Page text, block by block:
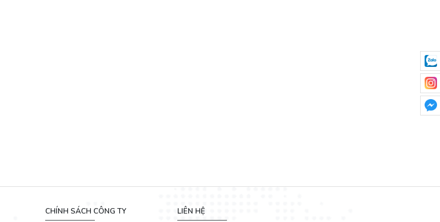
CHÍNH SÁCH CÔNG TY LIÊN HỆ